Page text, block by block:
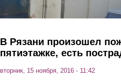
В Рязани произошел
пятиэтажке, есть
вторник, 15 ноября, 2016 - 11:42